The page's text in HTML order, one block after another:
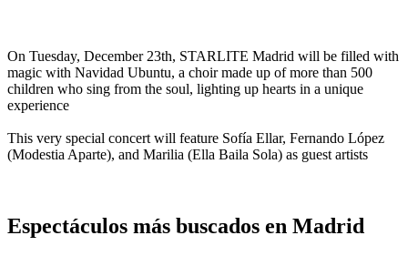
On Tuesday, December 23th, STARLITE Madrid will be filled with
magic with Navidad Ubuntu, a choir made up of more than 500
children who sing from the soul, lighting up hearts in a unique
experience
This very special concert will feature Sofía Ellar, Fernando López
(Modestia Aparte), and Marilia (Ella Baila Sola) as guest artists
Espectáculos más buscados en Madrid